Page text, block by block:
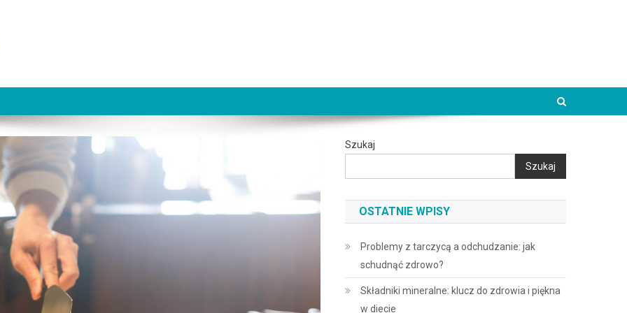
Szukaj
Szukaj
OSTATNIE WPISY
Problemy z tarczycą a odchudzanie: jak
schudnąć zdrowo?
Składniki mineralne: klucz do zdrowia i piękna
w diecie